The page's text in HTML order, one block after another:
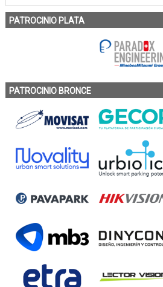
PATROCINIO PLATA
PATROCINIO BRONCE